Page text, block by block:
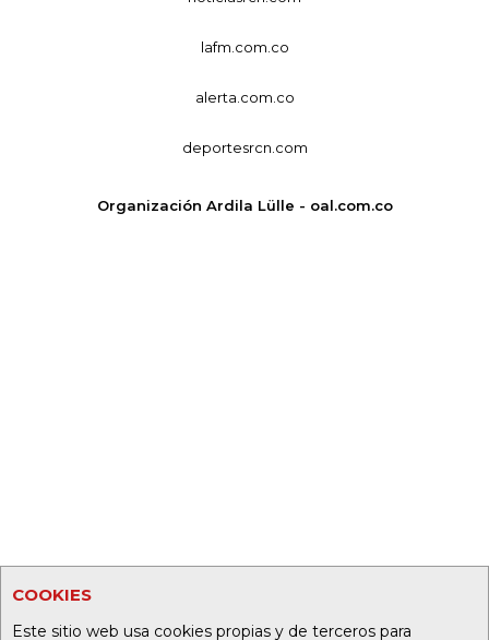
COOKIES
Este sitio web usa cookies propias y de terceros para
lafm.com.co
alerta.com.co
deportesrcn.com
Organización Ardila Lülle - oal.com.co